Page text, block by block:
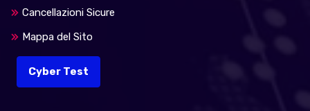
Cancellazioni Sicure
Mappa del Sito
Cyber Test